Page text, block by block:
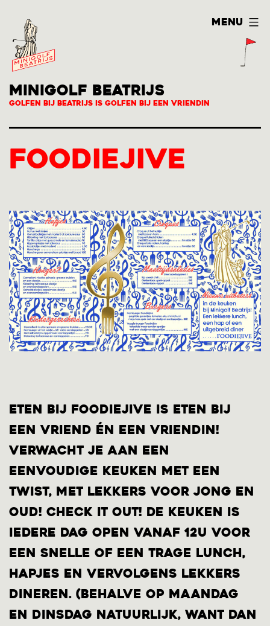
naar
de
inhoud
MINIGOLF BEATRIJS
Golfen bij Beatrijs is Golfen bij een vriendin
Menu
Foodiejive
Eten bij Foodiejive is eten bij
een vriend én een vriendin!
Verwacht je aan een
eenvoudige keuken met een
twist, met lekkers voor jong en
oud! Check it out! De keuken is
iedere dag open vanaf 12u voor
een snelle of een trage lunch,
hapjes en vervolgens lekkers
dineren. (behalve op maandag
en dinsdag natuurlijk, want dan